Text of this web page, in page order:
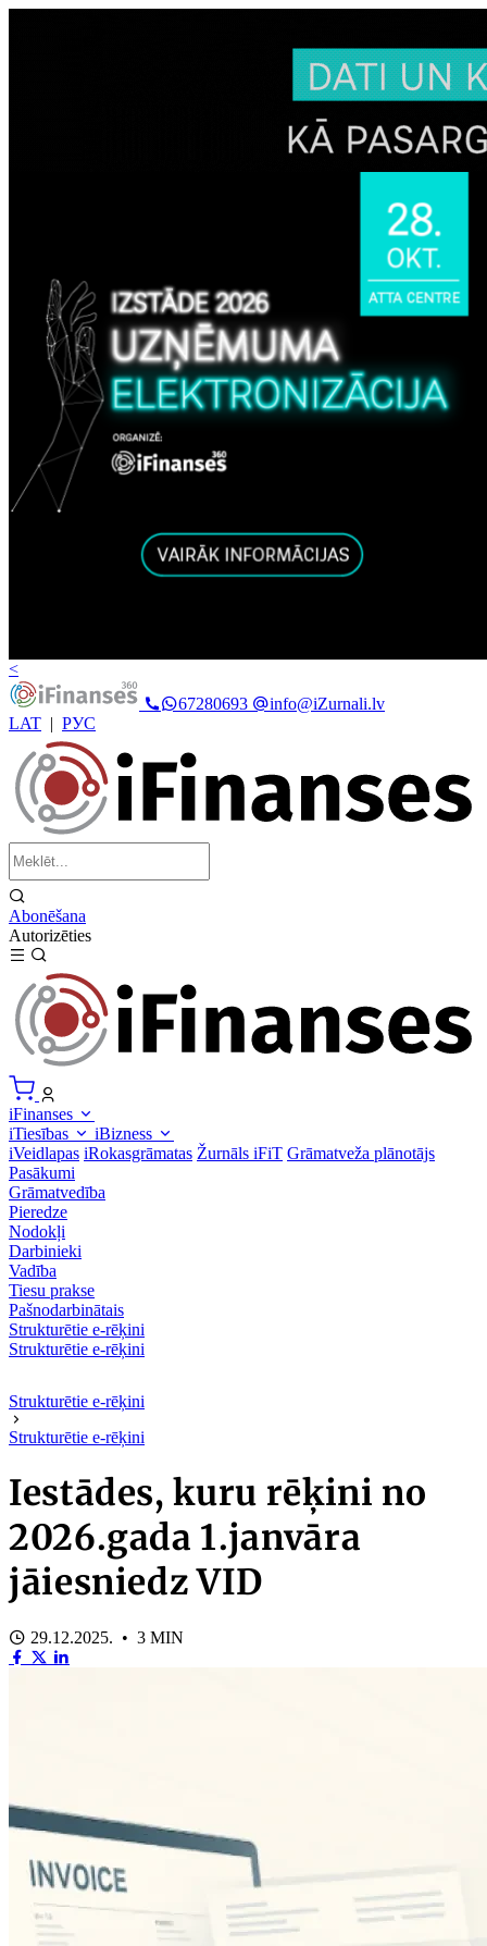
<
67280693
info@iZurnali.lv
LAT | РУС
Abonēšana
Autorizēties
iFinanses
iTiesības
iBizness
iVeidlapas iRokasgrāmatas Žurnāls iFiT Grāmatveža plānotājs
Pasākumi
Grāmatvedība
Pieredze
Nodokļi
Darbinieki
Vadība
Tiesu prakse
Pašnodarbinātais
Strukturētie e-rēķini
Strukturētie e-rēķini
Strukturētie e-rēķini
Strukturētie e-rēķini
Iestādes, kuru rēķini no
2026.gada 1.janvāra
jāiesniedz VID
29.12.2025. • 3 MIN